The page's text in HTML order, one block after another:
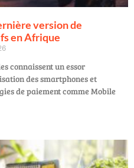
version de
en Afrique
connaissent un essor
des smartphones et
de paiement comme Mobile